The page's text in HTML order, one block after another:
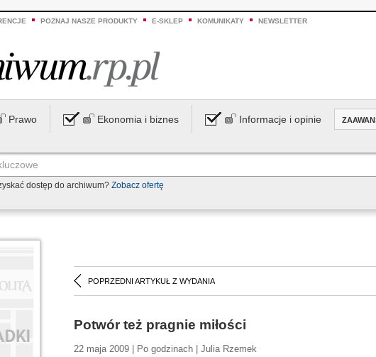
POZNAJ NASZE PRODUKTY E-SKLEP KOMUNIKATY NEWSLETTER
Prawo Ekonomia i biznes Informacje i opinie
dostęp do archiwum? Zobacz ofertę
POPRZEDNI ARTYKUŁ Z WYDANIA
Potwór też pragnie miłości
22 maja 2009 | Po godzinach | Julia Rzemek